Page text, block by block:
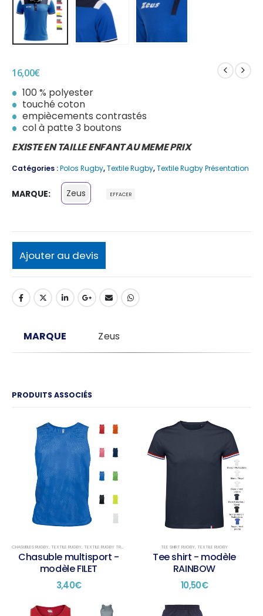
16,00€
100 % polyester
touché coton
empiècements contrastés
col à patte 3 boutons
EXISTE EN TAILLE ENFANT AU MEME PRIX
Catégories :Polos Rugby,Textile Rugby,Textile Rugby Présentation
MARQUE Zeus EFFACER
Ajouter au devis
MARQUE Zeus
PRODUITS ASSOCIÉS
CHASUBLES RUGBY, TEXTILE RUGBY, TEXTILE RUGBY TRAINING
Chasuble multisport -
modèle FILET
3,40€
TEE SHIRT RUGBY, TEXTILE RUGBY
Tee shirt - modèle
RAINBOW
10,50€